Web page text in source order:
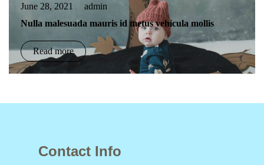
June 28, 2021
admin
Nulla malesuada mauris id metus vehicula mollis
Read more
Contact Info